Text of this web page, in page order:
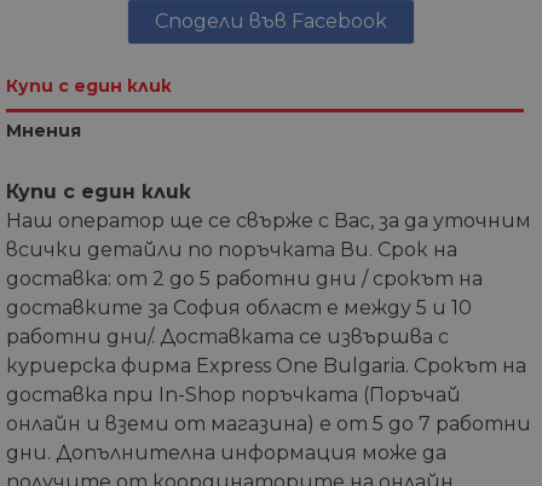
Сподели във Facebook
Купи с един клик
Мнения
Купи с един клик
Наш оператор ще се свърже с Вас, за да уточним
всички детайли по поръчката Ви. Срок на
доставка: от 2 до 5 работни дни / срокът на
доставките за София област е между 5 и 10
работни дни/. Доставката се извършва с
куриерска фирма Express One Bulgaria. Срокът на
доставка при In-Shop поръчката (Поръчай
онлайн и вземи от магазина) е от 5 до 7 работни
дни. Допълнителна информация може да